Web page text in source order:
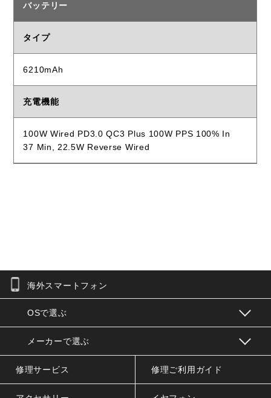
バッテリー
タイプ
6210mAh
充電機能
100W Wired PD3.0 QC3 Plus 100W PPS 100% In
37 Min, 22.5W Reverse Wired
お問合せフォーム
海外スマートフォン
OSで選ぶ
メーカーで選ぶ
修理サービス 修理ご利用ガイド